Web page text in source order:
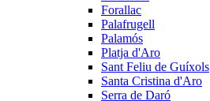
Forallac
Palafrugell
Palamós
Platja d'Aro
Sant Feliu de Guíxols
Santa Cristina d'Aro
Serra de Daró